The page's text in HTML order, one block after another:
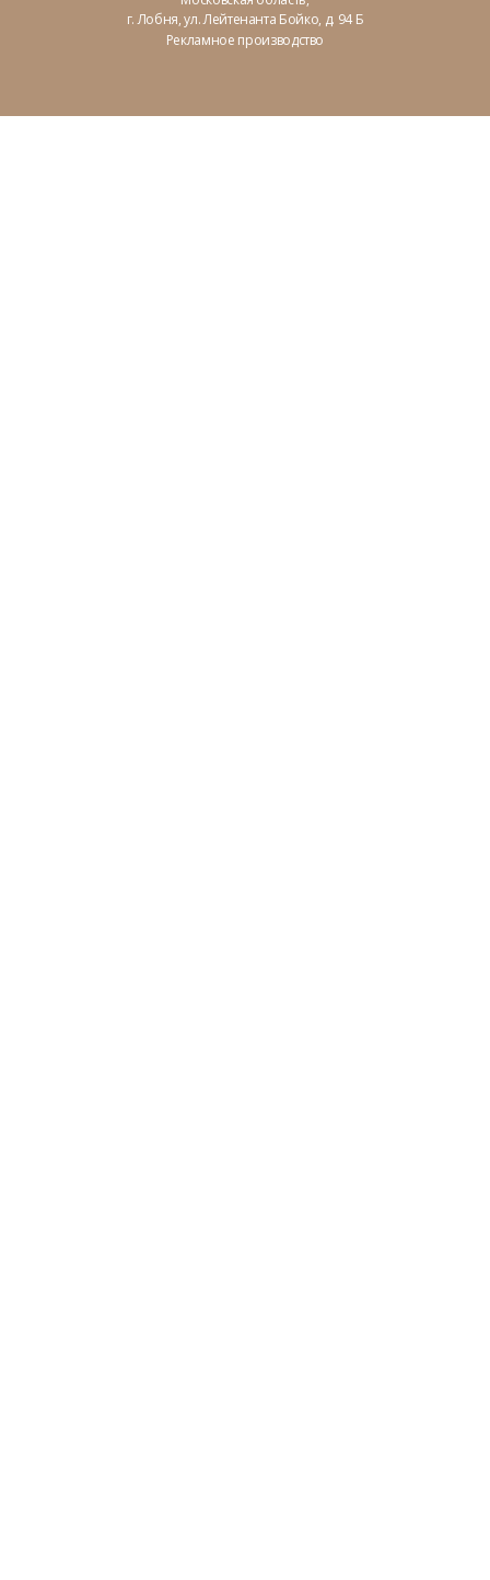
г. Лобня, ул. Лейтенанта Бойко, д. 94 Б
Рекламное производство